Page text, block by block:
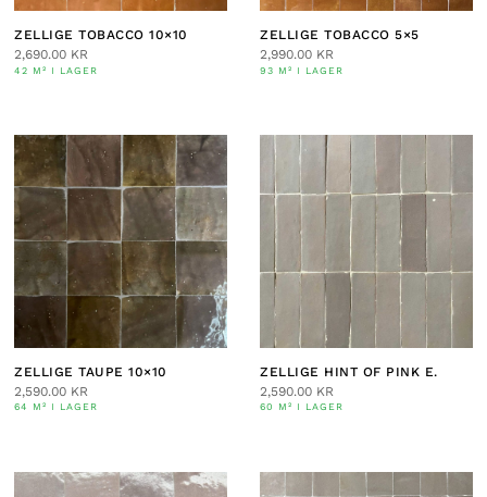
ZELLIGE TOBACCO 10×10
2,690.00 KR
42 M² I LAGER
ZELLIGE TOBACCO 5×5
2,990.00 KR
93 M² I LAGER
ZELLIGE TAUPE 10×10
2,590.00 KR
64 M² I LAGER
ZELLIGE HINT OF PINK E.
2,590.00 KR
60 M² I LAGER